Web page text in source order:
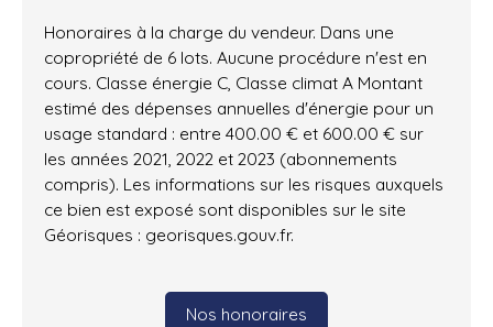
Honoraires à la charge du vendeur. Dans une
copropriété de 6 lots. Aucune procédure n'est en
cours. Classe énergie C, Classe climat A Montant
estimé des dépenses annuelles d'énergie pour un
usage standard : entre 400.00 € et 600.00 € sur
les années 2021, 2022 et 2023 (abonnements
compris). Les informations sur les risques auxquels
ce bien est exposé sont disponibles sur le site
Géorisques : georisques.gouv.fr.
Nos honoraires